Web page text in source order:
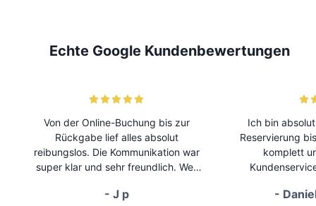
Echte Google Kundenbewertungen
Von der Online-Buchung bis zur
Rückgabe lief alles absolut
reibungslos. Die Kommunikation war
super klar und sehr freundlich. Wer
Autovermietung sucht, ist hier
- J p
Ich bin
Reservierung
komplett
Fragen sofort
-